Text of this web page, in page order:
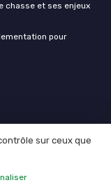
chasse et ses enjeux
pour
sur ceux que